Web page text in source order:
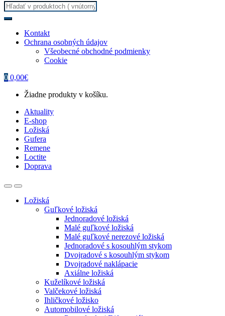
Search
for:
Kontakt
Ochrana osobných údajov
Všeobecné obchodné podmienky
Cookie
0 0,00€
Žiadne produkty v košíku.
Aktuality
E-shop
Ložiská
Gufera
Remene
Loctite
Doprava
Ložiská
Guľkové ložiská
Jednoradové ložiská
Malé guľkové ložiská
Malé guľkové nerezové ložiská
Jednoradové s kosouhlým stykom
Dvojradové s kosouhlým stykom
Dvojradové naklápacie
Axiálne ložiská
Kuželíkové ložiská
Valčekové ložiská
Ihličkové ložisko
Automobilové ložiská